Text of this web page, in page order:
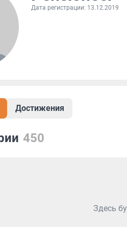
Дата регистрации: 13.12.2019
Достижения
450
Здесь